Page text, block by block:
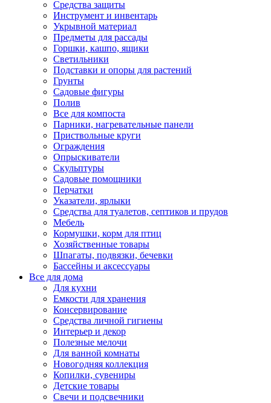
Средства защиты
Инструмент и инвентарь
Укрывной материал
Предметы для рассады
Горшки, кашпо, ящики
Светильники
Подставки и опоры для растений
Грунты
Садовые фигуры
Полив
Все для компоста
Парники, нагревательные панели
Приствольные круги
Ограждения
Опрыскиватели
Скульптуры
Садовые помощники
Перчатки
Указатели, ярлыки
Средства для туалетов, септиков и прудов
Мебель
Кормушки, корм для птиц
Хозяйственные товары
Шпагаты, подвязки, бечевки
Бассейны и аксессуары
Все для дома
Для кухни
Емкости для хранения
Консервирование
Средства личной гигиены
Интерьер и декор
Полезные мелочи
Для ванной комнаты
Новогодняя коллекция
Копилки, сувениры
Детские товары
Свечи и подсвечники